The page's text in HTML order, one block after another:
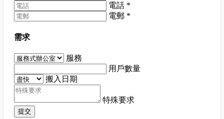
電話 *
電郵 *
需求
服務
用戶數量
搬入日期
特殊要求
提交